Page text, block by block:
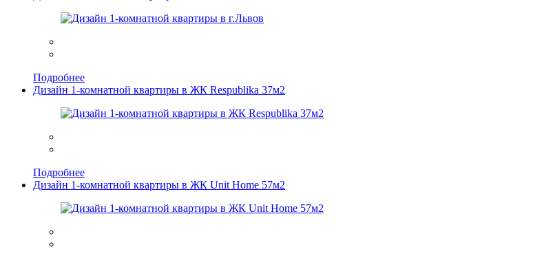
Подробнее
Дизайн 1-комнатной квартиры в ЖК Respublika 37м2
Подробнее
Дизайн 1-комнатной квартиры в ЖК Unit Home 57м2